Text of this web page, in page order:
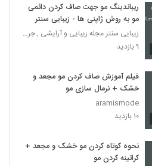
ریباندینگ مو جهت صاف کردن دائمی
مو به روش ژاپنی ها - زیبایی سنتر
زیبایی سنتر مجله زیبایی و آرایشی , جراحی زیبایی, س
۹ بازدید
فیلم آموزش صاف کردن مو مجعد و
خشک + نرمال سازی مو
aramismode
۱۰ بازدید
نحوه کوتاه کردن مو خشک و مجعد +
کراتینه کردن مو